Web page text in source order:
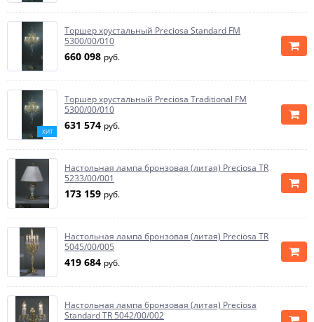
Торшер хрустальный Preciosa Standard FM
5300/00/010
660 098 руб.
ХИТ
Торшер хрустальный Preciosa Traditional FM
5300/00/010
631 574 руб.
Настольная лампа бронзовая (литая) Preciosa TR
5233/00/001
173 159 руб.
Настольная лампа бронзовая (литая) Preciosa TR
5045/00/005
419 684 руб.
Настольная лампа бронзовая (литая) Preciosa
Standard TR 5042/00/002